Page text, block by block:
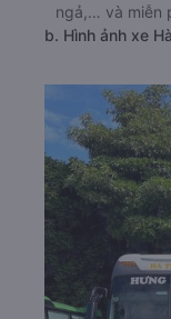
ngả,… và miễn
b. Hình ảnh xe